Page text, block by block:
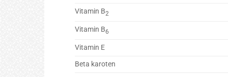
Vitamin B2
Vitamin B6
Vitamin E
Beta karoten